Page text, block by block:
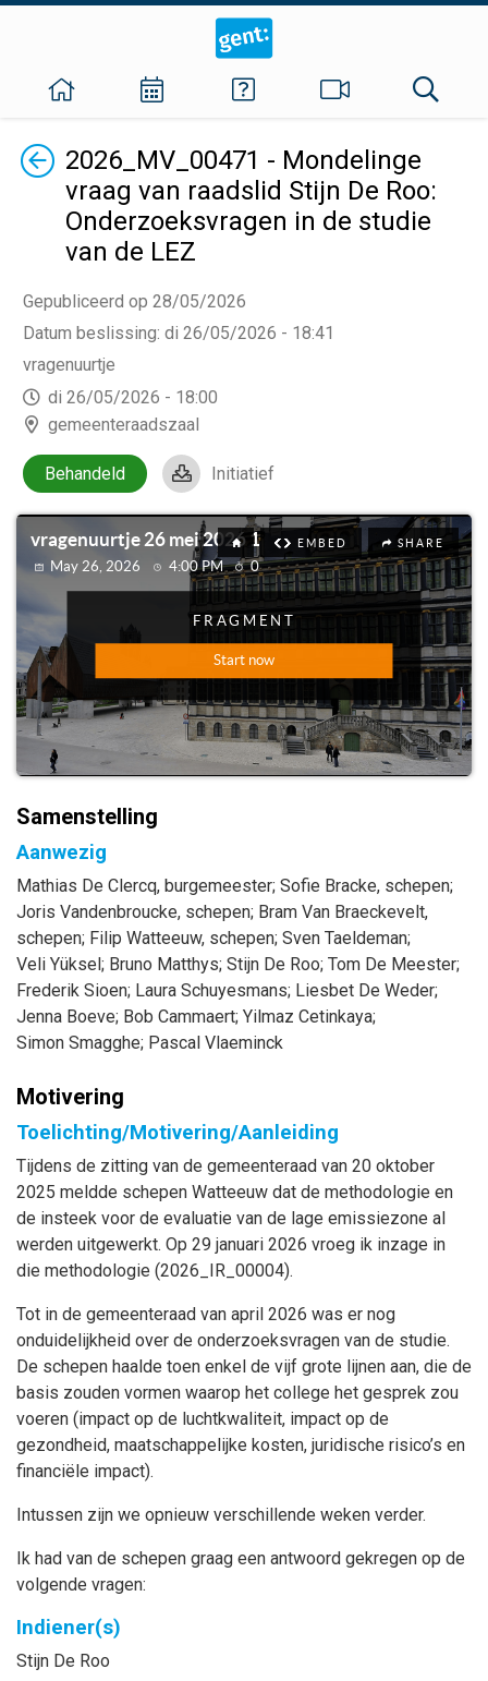
Terug2026_MV_00471 - Mondelinge
vraag van raadslid Stijn De Roo:
Onderzoeksvragen in de studie
van de LEZ
Gepubliceerd op 28/05/2026
Datum beslissing: di 26/05/2026 - 18:41
vragenuurtje
di 26/05/2026 - 18:00
gemeenteraadszaal
Behandeld Initiatief
Samenstelling
Aanwezig
Mathias De Clercq, burgemeester; Sofie Bracke, schepen;
Joris Vandenbroucke, schepen; Bram Van Braeckevelt,
schepen; Filip Watteeuw, schepen; Sven Taeldeman;
Veli Yüksel; Bruno Matthys; Stijn De Roo; Tom De Meester;
Frederik Sioen; Laura Schuyesmans; Liesbet De Weder;
Jenna Boeve; Bob Cammaert; Yilmaz Cetinkaya;
Simon Smagghe; Pascal Vlaeminck
Motivering
Toelichting/Motivering/Aanleiding
Tijdens de zitting van de gemeenteraad van 20 oktober
2025 meldde schepen Watteeuw dat de methodologie en
de insteek voor de evaluatie van de lage emissiezone al
werden uitgewerkt. Op 29 januari 2026 vroeg ik inzage in
die methodologie (2026_IR_00004).
Tot in de gemeenteraad van april 2026 was er nog
onduidelijkheid over de onderzoeksvragen van de studie.
De schepen haalde toen enkel de vijf grote lijnen aan, die de
basis zouden vormen waarop het college het gesprek zou
voeren (impact op de luchtkwaliteit, impact op de
gezondheid, maatschappelijke kosten, juridische risico’s en
financiële impact).
Intussen zijn we opnieuw verschillende weken verder.
Ik had van de schepen graag een antwoord gekregen op de
volgende vragen:
Indiener(s)
Stijn De Roo